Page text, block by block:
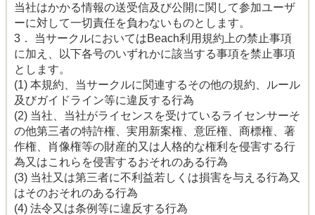
当社はかかる情報の送受信及び公開に関して参加ユーザ
ーに対して一切責任を負わないものとします。
3． 当サークルにおいてはBeach利用規約上の禁止事項
に加え、以下各号のいずれかに該当する事項を禁止事項
とします。
(1) 本規約、当サークルに関連するその他の規約、ルール
及びガイドライン等に違反する行為
(2) 当社、当社がライセンスを受けているライセンサーそ
の他第三者の特許権、実用新案権、意匠権、商標権、著
作権、肖像権等の財産的又は人格的な権利を侵害する行
為又はこれらを侵害するおそれのある行為
(3) 当社又は第三者に不利益若しくは損害を与える行為又
はそのおそれのある行為
(4) 法令又は条例等に違反する行為